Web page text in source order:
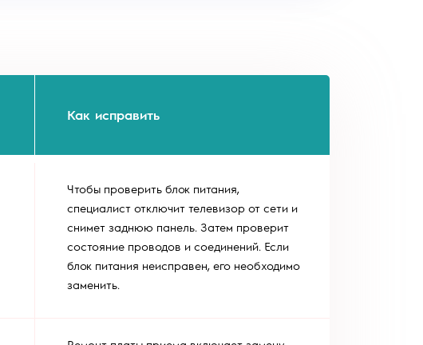
Как исправить
Чтобы проверить блок питания,
специалист отключит телевизор от сети и
снимет заднюю панель. Затем проверит
состояние проводов и соединений. Если
блок питания неисправен, его необходимо
заменить.